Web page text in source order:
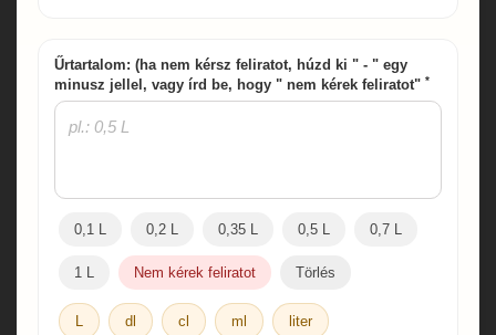
Űrtartalom: (ha nem kérsz feliratot, húzd ki " - " egy
minusz jellel, vagy írd be, hogy " nem kérek feliratot" *
0,1 L 0,2 L 0,35 L 0,5 L 0,7 L
1 L Nem kérek feliratot Törlés
L dl cl ml liter